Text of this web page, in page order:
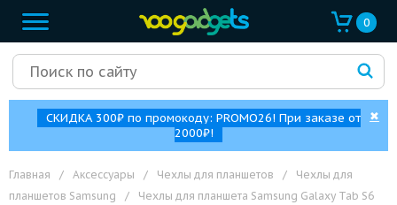
0
СКИДКА 300₽ по промокоду: PROMO26! При заказе от
2000₽!
✖
Главная / Аксессуары / Чехлы для планшетов /
Чехлы для
планшетов Samsung
/
Чехлы для планшета Samsung Galaxy Tab S6